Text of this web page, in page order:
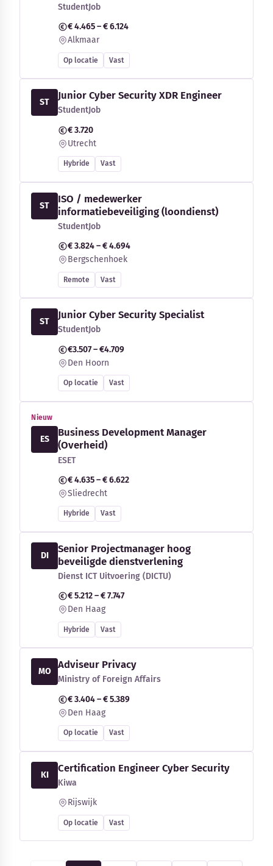
StudentJob
€ 4.465 – € 6.124
Alkmaar
Op locatie Vast
ST
Junior Cyber Security XDR Engineer
StudentJob
€ 3.720
Utrecht
Hybride Vast
ST
ISO / medewerker
informatiebeveiliging (loondienst)
StudentJob
€ 3.824 – € 4.694
Bergschenhoek
Remote Vast
ST
Junior Cyber Security Specialist
StudentJob
€3.507 – €4.709
Den Hoorn
Op locatie Vast
Nieuw
ES
Business Development Manager
(Overheid)
ESET
€ 4.635 – € 6.622
Sliedrecht
Hybride Vast
DI
Senior Projectmanager hoog
beveiligde dienstverlening
Dienst ICT Uitvoering (DICTU)
€ 5.212 – € 7.747
Den Haag
Hybride Vast
MO
Adviseur Privacy
Ministry of Foreign Affairs
€ 3.404 – € 5.389
Den Haag
Op locatie Vast
KI
Certification Engineer Cyber Security
Kiwa
Rijswijk
Op locatie Vast